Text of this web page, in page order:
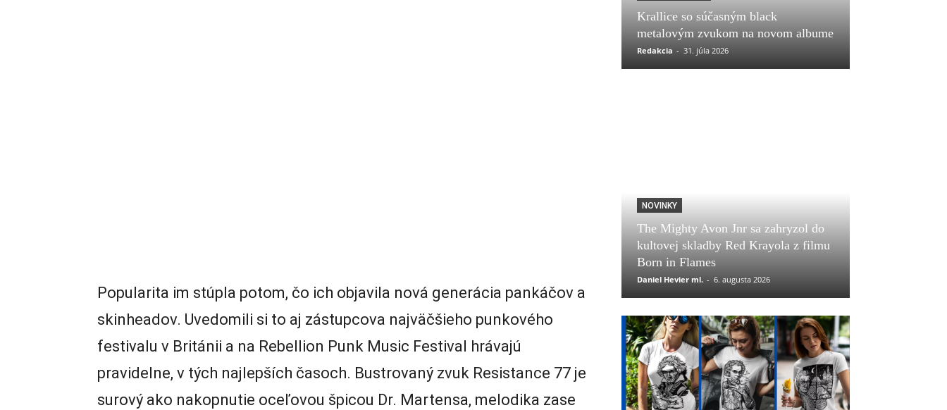
Popularita im stúpla potom, čo ich objavila nová generácia pankáčov a
skinheadov. Uvedomili si to aj zástupcova najväčšieho punkového
festivalu v Británii a na Rebellion Punk Music Festival hrávajú
pravidelne, v tých najlepších časoch. Bustrovaný zvuk Resistance 77 je
surový ako nakopnutie oceľovou špicou Dr. Martensa, melodika zase
Krallice so súčasným black
metalovým zvukom na novom albume
Redakcia - 31. júla 2026
NOVINKY
The Mighty Avon Jnr sa zahryzol do
kultovej skladby Red Krayola z filmu
Born in Flames
Daniel Hevier ml. - 6. augusta 2026